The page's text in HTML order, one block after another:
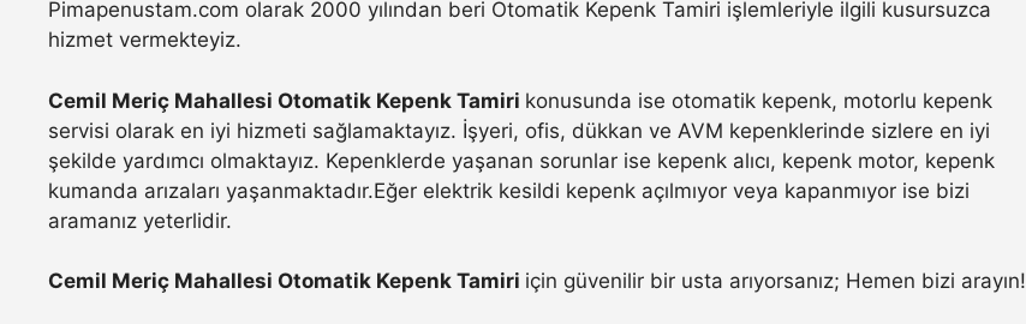
Pimapenustam.com olarak 2000 yılından beri Otomatik Kepenk Tamiri işlemleriyle ilgili kusursuzca
hizmet vermekteyiz.
Cemil Meriç Mahallesi Otomatik Kepenk Tamiri konusunda ise otomatik kepenk, motorlu kepenk
servisi olarak en iyi hizmeti sağlamaktayız. İşyeri, ofis, dükkan ve AVM kepenklerinde sizlere en iyi
şekilde yardımcı olmaktayız. Kepenklerde yaşanan sorunlar ise kepenk alıcı, kepenk motor, kepenk
kumanda arızaları yaşanmaktadır.Eğer elektrik kesildi kepenk açılmıyor veya kapanmıyor ise bizi
aramanız yeterlidir.
Cemil Meriç Mahallesi Otomatik Kepenk Tamiri için güvenilir bir usta arıyorsanız; Hemen bizi arayın!